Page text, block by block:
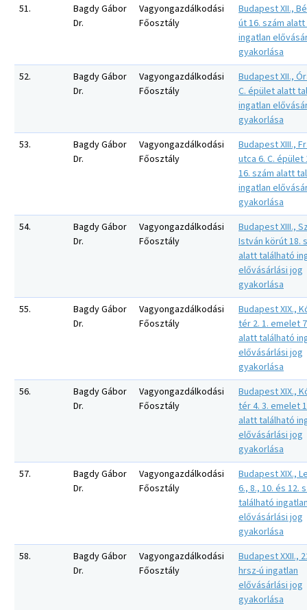
51.
Bagdy Gábor
Dr.
Vagyongazdálkodási
Főosztály
Budapest XII.,
út 16. szám
ingatlan
gyakorlása
52.
Bagdy Gábor
Dr.
Vagyongazdálkodási
Főosztály
Budapest XII.,
C. épület alatt
ingatlan
gyakorlása
53.
Bagdy Gábor
Dr.
Vagyongazdálkodási
Főosztály
Budapest XIII.,
utca 6. C.
16. szám alatt
ingatlan
gyakorlása
54.
Bagdy Gábor
Dr.
Vagyongazdálkodási
Főosztály
Budapest XIII.,
István körút 18.
alatt található
elővásárlási jog
gyakorlása
55.
Bagdy Gábor
Dr.
Vagyongazdálkodási
Főosztály
Budapest XIX.,
tér 2. 1. emelet
alatt található
elővásárlási jog
gyakorlása
56.
Bagdy Gábor
Dr.
Vagyongazdálkodási
Főosztály
Budapest XIX.,
tér 4. 3. emelet
alatt található
elővásárlási jog
gyakorlása
57.
Bagdy Gábor
Dr.
Vagyongazdálkodási
Főosztály
Budapest XIX.,
6., 8., 10. és 12.
található
elővásárlási jog
gyakorlása
58.
Bagdy Gábor
Dr.
Vagyongazdálkodási
Főosztály
Budapest XXII.,
hrsz-ú ingatlan
elővásárlási jog
gyakorlása